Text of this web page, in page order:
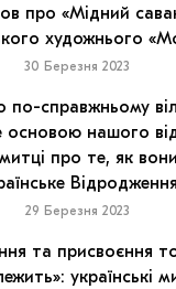
про «Мідний
художнього
30 Березня 2023
по-справжньому
основою нашого
митці про те, як
Відродження
29 Березня 2023
та присвоєння
українські